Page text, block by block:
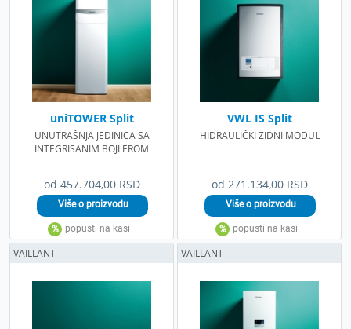
od 457.704,00 RSD
uniTOWER Split
UNUTRAŠNJA JEDINICA SA
INTEGRISANIM BOJLEROM
od 271.134,00 RSD
VWL IS Split
HIDRAULIČKI ZIDNI MODUL
VAILLANT VAILLANT